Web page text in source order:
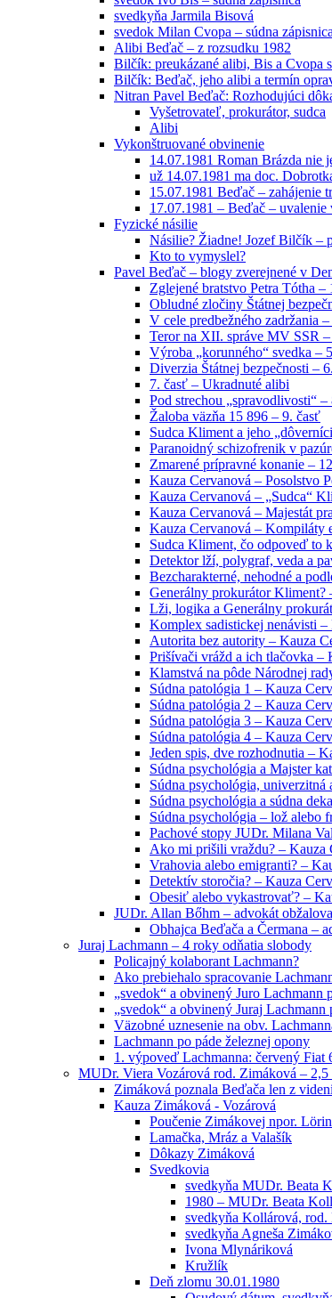
svedkyňa Jarmila Bisová
svedok Milan Cvopa – súdna zápisnica
Alibi Beďač – z rozsudku 1982
Bilčík: preukázané alibi, Bis a Cvopa
Bilčík: Beďač, jeho alibi a termín
Nitran Pavel Beďač: Rozhodujúci
Vyšetrovateľ, prokurátor, sudca
Alibi
Vykonštruované obvinenie
14.07.1981 Roman Brázda nie
už 14.07.1981 ma doc.
15.07.1981 Beďač – zahájenie
17.07.1981 – Beďač – uvalenie
Fyzické násilie
Násilie? Žiadne! Jozef Bilčík –
Kto to vymyslel?
Pavel Beďač – blogy zverejnené v
Zglejené bratstvo Petra Tótha –
Obludné zločiny Štátnej
V cele predbežného zadržania
Teror na XII. správe MV SSR
Výroba „korunného“ svedka –
Diverzia Štátnej bezpečnosti –
7. časť – Ukradnuté alibi
Pod strechou „spravodlivosti“ –
Žaloba väzňa 15 896 – 9. časť
Sudca Kliment a jeho
Paranoidný schizofrenik v
Zmarené prípravné konanie –
Kauza Cervanová – Posolstvo
Kauza Cervanová – „Sudca“
Kauza Cervanová – Majestát
Kauza Cervanová – Kompiláty
Sudca Kliment, čo odpoveď to
Detektor lží, polygraf, veda a
Bezcharakterné, nehodné a
Generálny prokurátor Kliment?
Lži, logika a Generálny
Komplex sadistickej nenávisti
Autorita bez autority – Kauza
Prišívači vrážd a ich tlačovka –
Klamstvá na pôde Národnej
Súdna patológia 1 – Kauza
Súdna patológia 2 – Kauza
Súdna patológia 3 – Kauza
Súdna patológia 4 – Kauza
Jeden spis, dve rozhodnutia –
Súdna psychológia a Majster
Súdna psychológia,
Súdna psychológia a súdna
Súdna psychológia – lož alebo
Pachové stopy JUDr. Milana
Ako mi prišili vraždu? – Kauza
Vrahovia alebo emigranti? –
Detektív storočia? – Kauza
Obesiť alebo vykastrovať? –
JUDr. Allan Bőhm – advokát
Obhajca Beďača a Čermana –
Juraj Lachmann – 4 roky odňatia slobody
Policajný kolaborant Lachmann?
Ako prebiehalo spracovanie
„svedok“ a obvinený Juro Lachmann
„svedok“ a obvinený Juraj Lachmann
Väzobné uznesenie na obv.
Lachmann po páde železnej opony
1. výpoveď Lachmanna: červený Fiat
MUDr. Viera Vozárová rod. Zimáková – 2,5
Zimáková poznala Beďača len z
Kauza Zimáková - Vozárová
Poučenie Zimákovej npor.
Lamačka, Mráz a Valašík
Dôkazy Zimáková
Svedkovia
svedkyňa MUDr. Beata
1980 – MUDr. Beata
svedkyňa Kollárová, rod.
svedkyňa Agneša
Ivona Mlynáriková
Kružlík
Deň zlomu 30.01.1980